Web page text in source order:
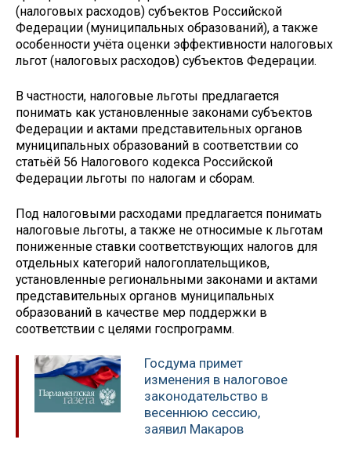
(налоговых расходов) субъектов Российской
Федерации (муниципальных образований), а также
особенности учёта оценки эффективности налоговых
льгот (налоговых расходов) субъектов Федерации.
В частности, налоговые льготы предлагается
понимать как установленные законами субъектов
Федерации и актами представительных органов
муниципальных образований в соответствии со
статьёй 56 Налогового кодекса Российской
Федерации льготы по налогам и сборам.
Под налоговыми расходами предлагается понимать
налоговые льготы, а также не относимые к льготам
пониженные ставки соответствующих налогов для
отдельных категорий налогоплательщиков,
установленные региональными законами и актами
представительных органов муниципальных
образований в качестве мер поддержки в
соответствии с целями госпрограмм.
Госдума примет
изменения в налоговое
законодательство в
весеннюю сессию,
заявил Макаров